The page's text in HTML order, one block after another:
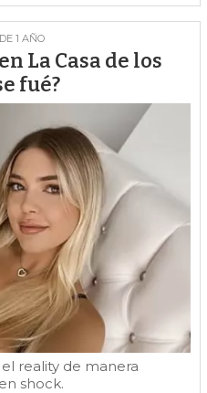
1 AÑO
La Casa de los
fué?
reality de manera
shock.